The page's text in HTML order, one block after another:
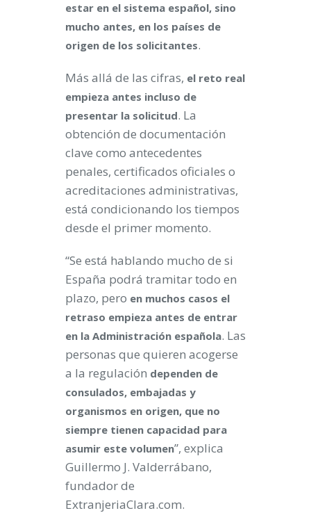
estar en el sistema español, sino
mucho antes, en los países de
origen de los solicitantes.
Más allá de las cifras, el reto real
empieza antes incluso de
presentar la solicitud. La
obtención de documentación
clave como antecedentes
penales, certificados oficiales o
acreditaciones administrativas,
está condicionando los tiempos
desde el primer momento.
“Se está hablando mucho de si
España podrá tramitar todo en
plazo, pero en muchos casos el
retraso empieza antes de entrar
en la Administración española. Las
personas que quieren acogerse
a la regulación dependen de
consulados, embajadas y
organismos en origen, que no
siempre tienen capacidad para
asumir este volumen”, explica
Guillermo J. Valderrábano,
fundador de
ExtranjeriaClara.com.